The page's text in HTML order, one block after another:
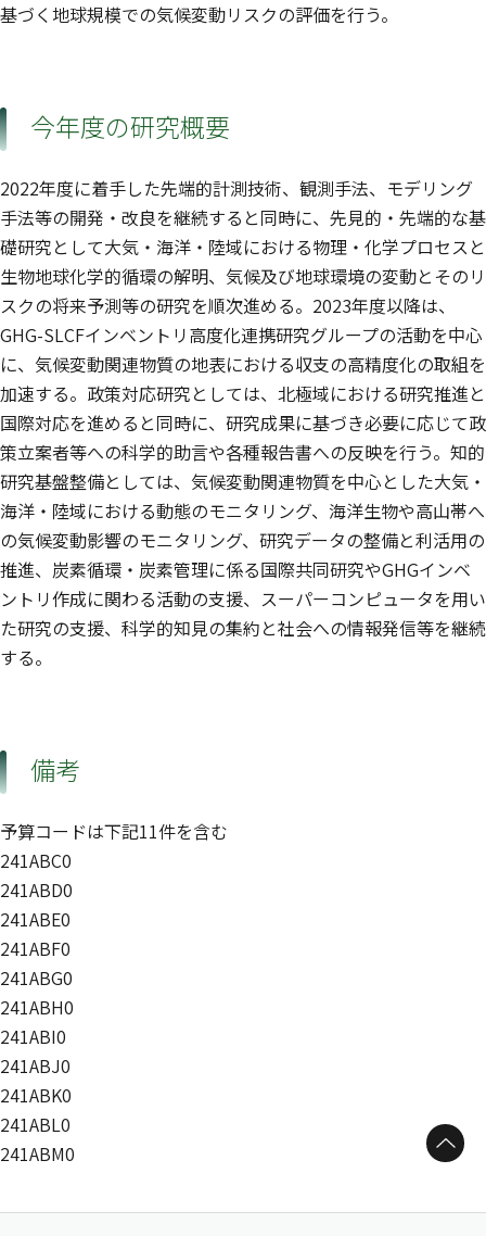
基づく地球規模での気候変動リスクの評価を行う。
今年度の研究概要
2022年度に着手した先端的計測技術、観測手法、モデリング
手法等の開発・改良を継続すると同時に、先見的・先端的な基
礎研究として大気・海洋・陸域における物理・化学プロセスと
生物地球化学的循環の解明、気候及び地球環境の変動とそのリ
スクの将来予測等の研究を順次進める。2023年度以降は、
GHG-SLCFインベントリ高度化連携研究グループの活動を中心
に、気候変動関連物質の地表における収支の高精度化の取組を
加速する。政策対応研究としては、北極域における研究推進と
国際対応を進めると同時に、研究成果に基づき必要に応じて政
策立案者等への科学的助言や各種報告書への反映を行う。知的
研究基盤整備としては、気候変動関連物質を中心とした大気・
海洋・陸域における動態のモニタリング、海洋生物や高山帯へ
の気候変動影響のモニタリング、研究データの整備と利活用の
推進、炭素循環・炭素管理に係る国際共同研究やGHGインベ
ントリ作成に関わる活動の支援、スーパーコンピュータを用い
た研究の支援、科学的知見の集約と社会への情報発信等を継続
する。
備考
予算コードは下記11件を含む
241ABC0
241ABD0
241ABE0
241ABF0
241ABG0
241ABH0
241ABI0
241ABJ0
241ABK0
241ABL0
241ABM0
ページトップへ